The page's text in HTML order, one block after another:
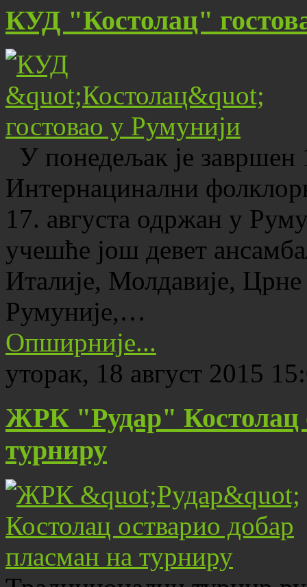
КУД "Костолац"
У понедељак је
Интернацинални
17. августа одржан у
учешће још девет
Италије, Молдавије,
Румуније,…
Опширније...
уторак, 18 август 2015
ЖРК "Рудар" Костолац
турниру